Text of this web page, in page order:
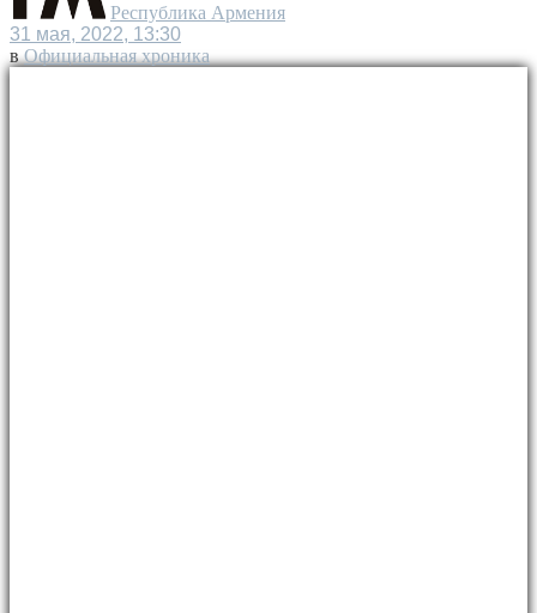
Республика Армения
31 мая, 2022, 13:30
в Официальная хроника